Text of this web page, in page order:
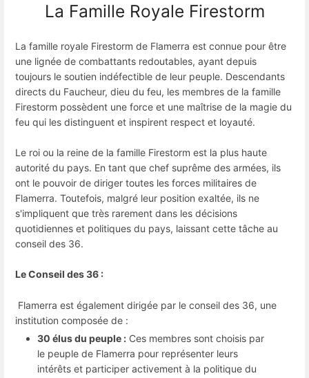
La Famille Royale Firestorm
La famille royale Firestorm de Flamerra est connue pour être
une lignée de combattants redoutables, ayant depuis
toujours le soutien indéfectible de leur peuple. Descendants
directs du Faucheur, dieu du feu, les membres de la famille
Firestorm possèdent une force et une maîtrise de la magie du
feu qui les distinguent et inspirent respect et loyauté.
Le roi ou la reine de la famille Firestorm est la plus haute
autorité du pays. En tant que chef suprême des armées, ils
ont le pouvoir de diriger toutes les forces militaires de
Flamerra. Toutefois, malgré leur position exaltée, ils ne
s'impliquent que très rarement dans les décisions
quotidiennes et politiques du pays, laissant cette tâche au
conseil des 36.
Le Conseil des 36 :
Flamerra est également dirigée par le conseil des 36, une
institution composée de :
30 élus du peuple : Ces membres sont choisis par
le peuple de Flamerra pour représenter leurs
intérêts et participer activement à la politique du